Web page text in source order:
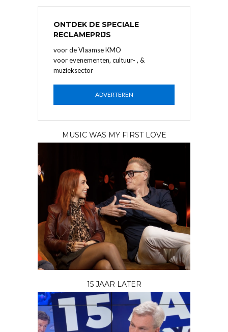
ONTDEK DE SPECIALE
RECLAMEPRIJS
voor de Vlaamse KMO
voor evenementen, cultuur- , &
muzieksector
ADVERTEREN
MUSIC WAS MY FIRST LOVE
15 JAAR LATER